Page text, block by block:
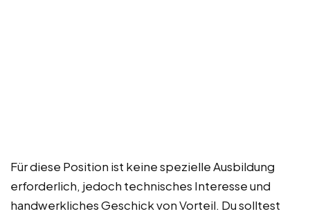
Für diese Position ist keine spezielle Ausbildung
erforderlich, jedoch technisches Interesse und
handwerkliches Geschick von Vorteil. Du solltest